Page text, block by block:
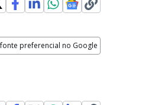
preferencial no Google